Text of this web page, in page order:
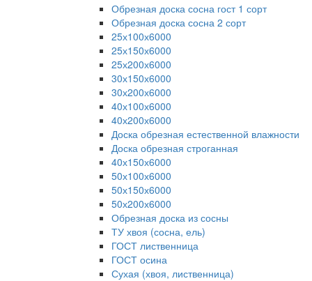
Обрезная доска сосна гост 1 сорт
Обрезная доска сосна 2 сорт
25х100х6000
25х150х6000
25х200х6000
30х150х6000
30х200х6000
40х100х6000
40х200х6000
Доска обрезная естественной влажности
Доска обрезная строганная
40х150х6000
50х100х6000
50х150х6000
50х200х6000
Обрезная доска из сосны
ТУ хвоя (сосна, ель)
ГОСТ лиственница
ГОСТ осина
Сухая (хвоя, лиственница)